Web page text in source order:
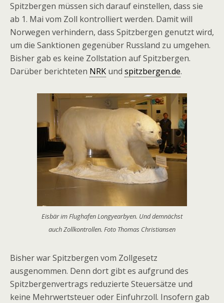
Spitzbergen müssen sich darauf einstellen, dass sie
ab 1. Mai vom Zoll kontrolliert werden. Damit will
Norwegen verhindern, dass Spitzbergen genutzt wird,
um die Sanktionen gegenüber Russland zu umgehen.
Bisher gab es keine Zollstation auf Spitzbergen.
Darüber berichteten NRK und spitzbergen.de.
Eisbär im Flughafen Longyearbyen. Und demnächst
auch Zollkontrollen. Foto Thomas Christiansen
Bisher war Spitzbergen vom Zollgesetz
ausgenommen. Denn dort gibt es aufgrund des
Spitzbergenvertrags reduzierte Steuersätze und
keine Mehrwertsteuer oder Einfuhrzoll. Insofern gab